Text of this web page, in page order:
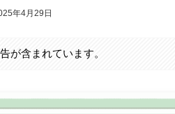
年4月29日
が含まれています。